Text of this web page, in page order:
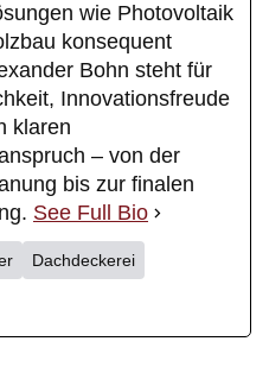
wie Photovoltaik
konsequent
Bohn steht für
Innovationsfreude
klaren
– von der
bis zur finalen
See Full Bio
Dachdeckerei